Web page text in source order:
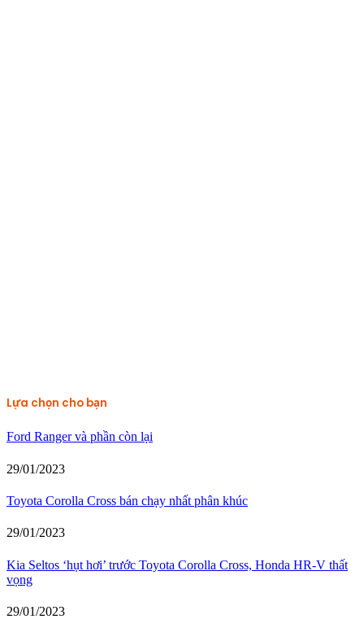
Lựa chọn cho bạn
Ford Ranger và phần còn lại
29/01/2023
Toyota Corolla Cross bán chạy nhất phân khúc
29/01/2023
Kia Seltos ‘hụt hơi’ trước Toyota Corolla Cross, Honda HR-V thất
vọng
29/01/2023